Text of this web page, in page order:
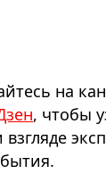
на
, чтобы
взгляде